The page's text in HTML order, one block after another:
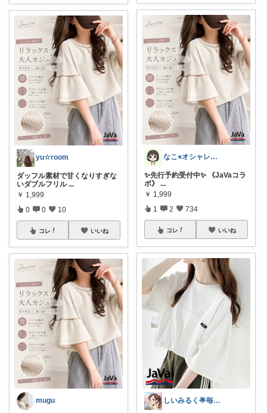
yu☆room
ダッフル素材で甘くなりすぎな
いダブルフリル ...
￥ 1,999
0 0 10
コレ いいね
mugu
なこ⭐︎オシャレとインテリア🪴🌱
✨先行予約受付中✨ 《JaVaコラ
ボ》 ...
￥ 1,999
1 2 734
コレ いいね
しいみるく🌟毎日全力投稿🌟